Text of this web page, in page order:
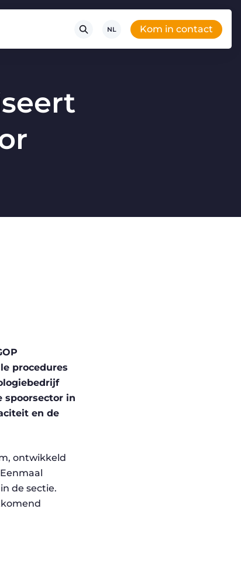
NL Kom in contact
procedures
spoorsector in
en de
ontwikkeld
de sectie.